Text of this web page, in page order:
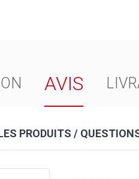
AVIS
PRODUITS /